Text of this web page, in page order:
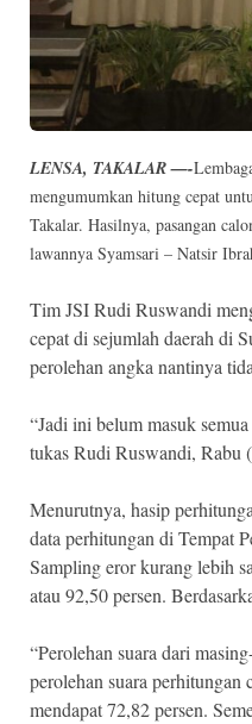
LENSA, TAKALAR —-
mengumumkan hitung cepat
Takalar. Hasilnya, pasangan
lawannya Syamsari – Natsir
Tim JSI Rudi Ruswandi
cepat di sejumlah daerah di
perolehan angka nantinya
“Jadi ini belum masuk
tukas Rudi Ruswandi, Rabu
Menurutnya, hasip
data perhitungan di Tempat
Sampling eror kurang lebih
atau 92,50 persen.
“Perolehan suara dari
perolehan suara
mendapat 72,82 persen.